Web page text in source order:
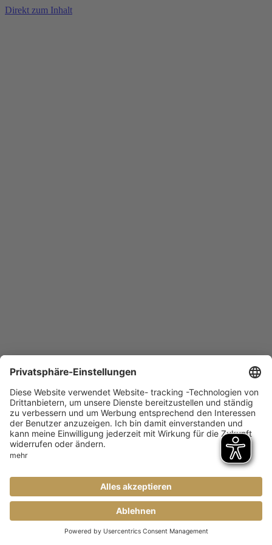
Direkt zum Inhalt